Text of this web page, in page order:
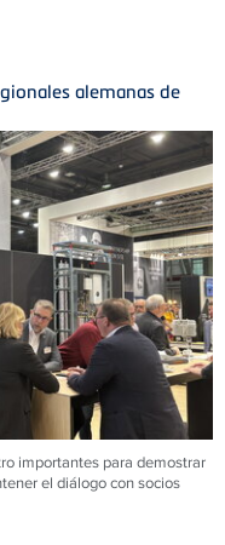
alemanas de
importantes para demostrar
el diálogo con socios